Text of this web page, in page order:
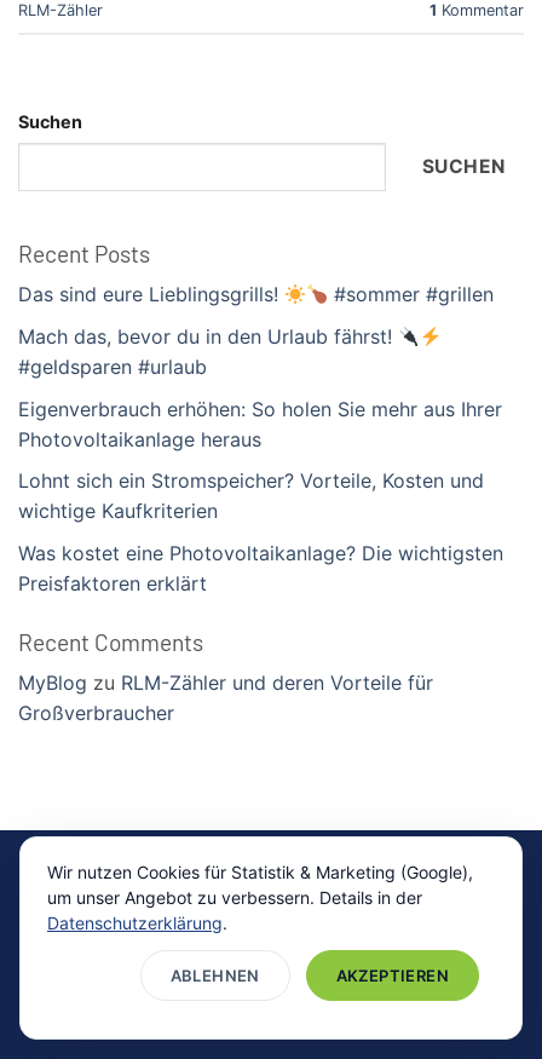
RLM-Zähler
1 Kommentar
Suchen
SUCHEN
Recent Posts
Das sind eure Lieblingsgrills!
#sommer #grillen
Mach das, bevor du in den Urlaub fährst!
#geldsparen #urlaub
Eigenverbrauch erhöhen: So holen Sie mehr aus Ihrer
Photovoltaikanlage heraus
Lohnt sich ein Stromspeicher? Vorteile, Kosten und
wichtige Kaufkriterien
Was kostet eine Photovoltaikanlage? Die wichtigsten
Preisfaktoren erklärt
Recent Comments
MyBlog zu RLM-Zähler und deren Vorteile für
Großverbraucher
Impressum|Datenschutz
Copyright 2026 © ready4energy Vertriebsgesellschaft
Wir nutzen Cookies für Statistik & Marketing (Google),
um unser Angebot zu verbessern. Details in der
Datenschutzerklärung.
ABLEHNEN AKZEPTIEREN